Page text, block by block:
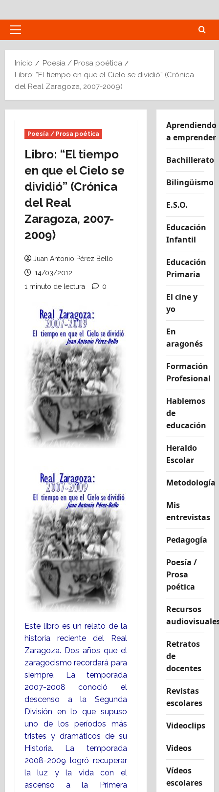
al
contenido
Menú
Inicio
Poesía / Prosa poética
Libro: “El tiempo en que el Cielo se dividió” (Crónica
del Real Zaragoza, 2007-2009)
Poesía / Prosa poética
Libro: “El tiempo
en que el Cielo se
dividió” (Crónica
del Real
Zaragoza, 2007-
2009)
Juan Antonio Pérez Bello
14/03/2012
1 minuto de lectura
0
Este libro es un relato de la
historia reciente del Real
Zaragoza. Dos años que el
zaragocismo recordará para
siempre. La temporada
2007-2008 conoció el
descenso a la Segunda
División en lo que supuso
uno de los períodos más
tristes y dramáticos de su
Historia. La temporada
2008-2009 logró recuperar
la luz y la vida con el
ascenso a la Primera
Aprendiendo
a emprender
Bachillerato
Bilingüismo
E.S.O.
Educación
Infantil
Educación
Primaria
El cine y
yo
En
aragonés
Formación
Profesional
Hablemos
de
educación
Heraldo
Escolar
Metodología
Mis
entrevistas
Pedagogía
Poesía /
Prosa
poética
Recursos
Retratos
de
docentes
Revistas
escolares
Videoclips
Videos
Vídeos
escolares